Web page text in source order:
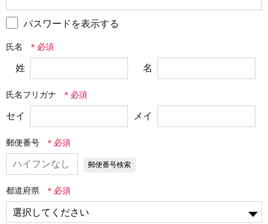
パスワードを表示する
氏名
姓 名
氏名フリガナ
セイ メイ
郵便番号
郵便番号検索
都道府県